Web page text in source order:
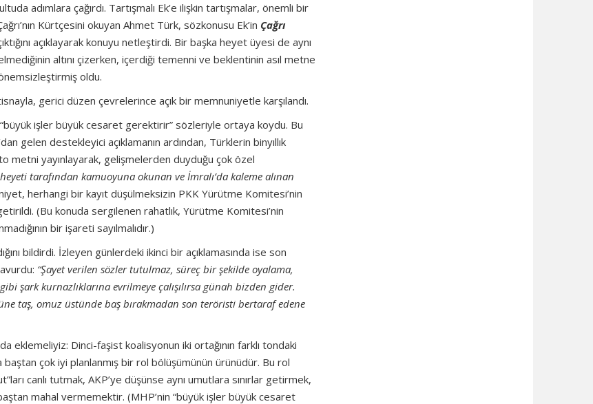
adımlara çağırdı. Tartışmalı Ek’e ilişkin tartışmalar, önemli bir
Kürtçesini okuyan Ahmet Türk, sözkonusu Ek’in Çağrı
açıklayarak konuyu netleştirdi. Bir başka heyet üyesi de aynı
altını çizerken, içerdiği temenni ve beklentinin asıl metne
oldu.
gerici düzen çevrelerince açık bir memnuniyetle karşılandı.
işler büyük cesaret gerektirir” sözleriyle ortaya koydu. Bu
gelen destekleyici açıklamanın ardından, Türklerin binyıllık
metni yayınlayarak, gelişmelerden duyduğu çok özel
tarafından kamuoyuna okunan ve İmralı’da kaleme alınan
herhangi bir kayıt düşülmeksizin PKK Yürütme Komitesi’nin
(Bu konuda sergilenen rahatlık, Yürütme Komitesi’nin
bir işareti sayılmalıdır.)
bildirdi. İzleyen günlerdeki ikinci bir açıklamasında ise son
“Şayet verilen sözler tutulmaz, süreç bir şekilde oyalama,
şark kurnazlıklarına evrilmeye çalışılırsa günah bizden gider.
taş, omuz üstünde baş bırakmadan son teröristi bertaraf edene
Dinci-faşist koalisyonun iki ortağının farklı tondaki
çok iyi planlanmış bir rol bölüşümünün ürünüdür. Bu rol
canlı tutmak, AKP’ye düşünse aynı umutlara sınırlar getirmek,
mahal vermemektir. (MHP’nin “büyük işler büyük cesaret